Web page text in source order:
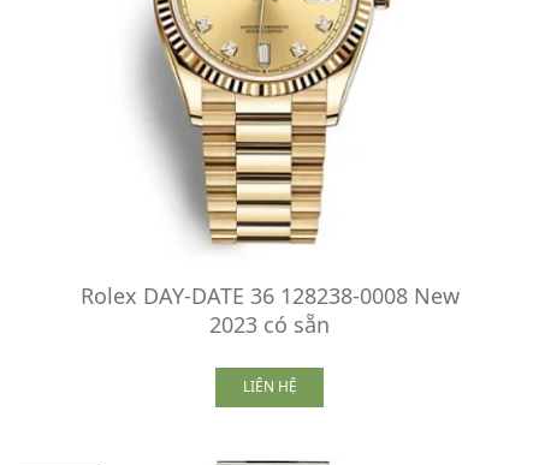
Rolex DAY-DATE 36 128238-0008 New
2023 có sẵn
LIÊN HỆ